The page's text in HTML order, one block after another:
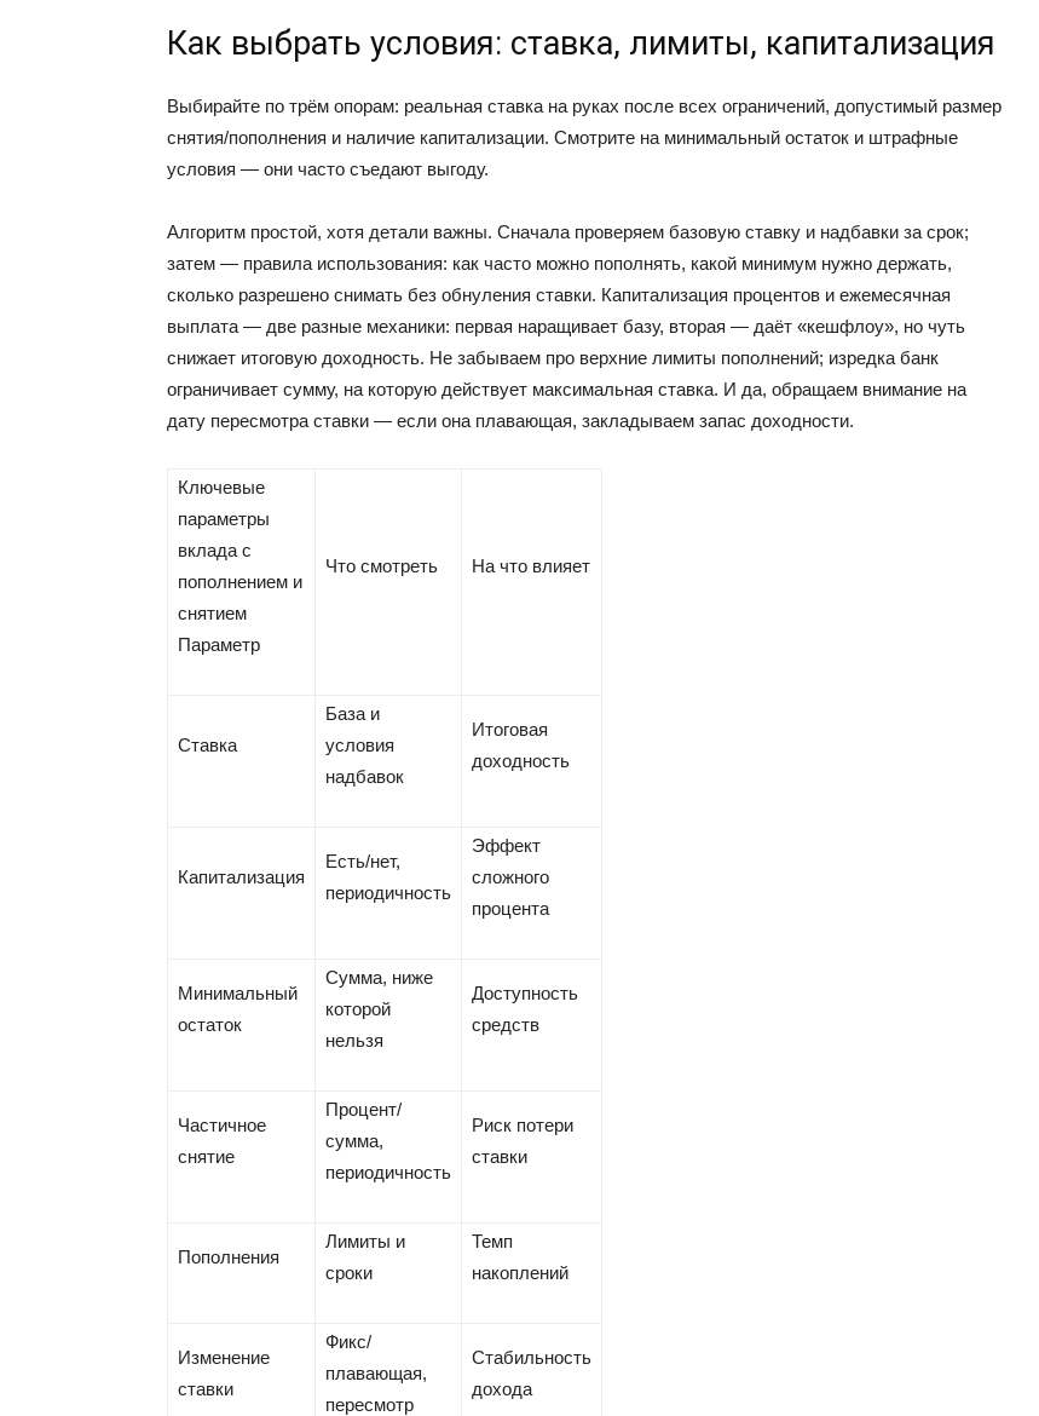
Как выбрать условия: ставка, лимиты, капитализация
Выбирайте по трём опорам: реальная ставка на руках после всех ограничений, допустимый размер
снятия/пополнения и наличие капитализации. Смотрите на минимальный остаток и штрафные
условия — они часто съедают выгоду.
Алгоритм простой, хотя детали важны. Сначала проверяем базовую ставку и надбавки за срок;
затем — правила использования: как часто можно пополнять, какой минимум нужно держать,
сколько разрешено снимать без обнуления ставки. Капитализация процентов и ежемесячная
выплата — две разные механики: первая наращивает базу, вторая — даёт «кешфлоу», но чуть
снижает итоговую доходность. Не забываем про верхние лимиты пополнений; изредка банк
ограничивает сумму, на которую действует максимальная ставка. И да, обращаем внимание на
дату пересмотра ставки — если она плавающая, закладываем запас доходности.
Ключевые
параметры
вклада с
пополнением и
снятием
Параметр
Что смотреть На что влияет
Ставка
База и
условия
надбавок
Итоговая
доходность
Капитализация
Есть/нет,
периодичность
Эффект
сложного
процента
Минимальный
остаток
Сумма, ниже
которой
нельзя
Доступность
средств
Частичное
снятие
Процент/
сумма,
периодичность
Риск потери
ставки
Пополнения
Лимиты и
сроки
Темп
накоплений
Изменение
ставки
Фикс/
плавающая,
пересмотр
Стабильность
дохода